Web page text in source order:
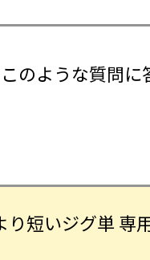
のような質問に
短いジグ単 専